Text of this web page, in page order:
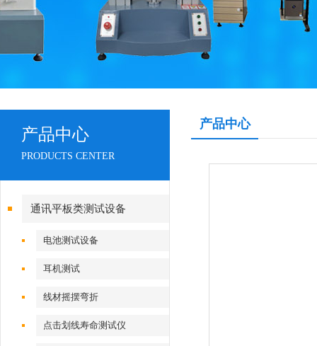
产品中心
PRODUCTS CENTER
通讯平板类测试设备
电池测试设备
耳机测试
线材摇摆弯折
点击划线寿命测试仪
产品中心